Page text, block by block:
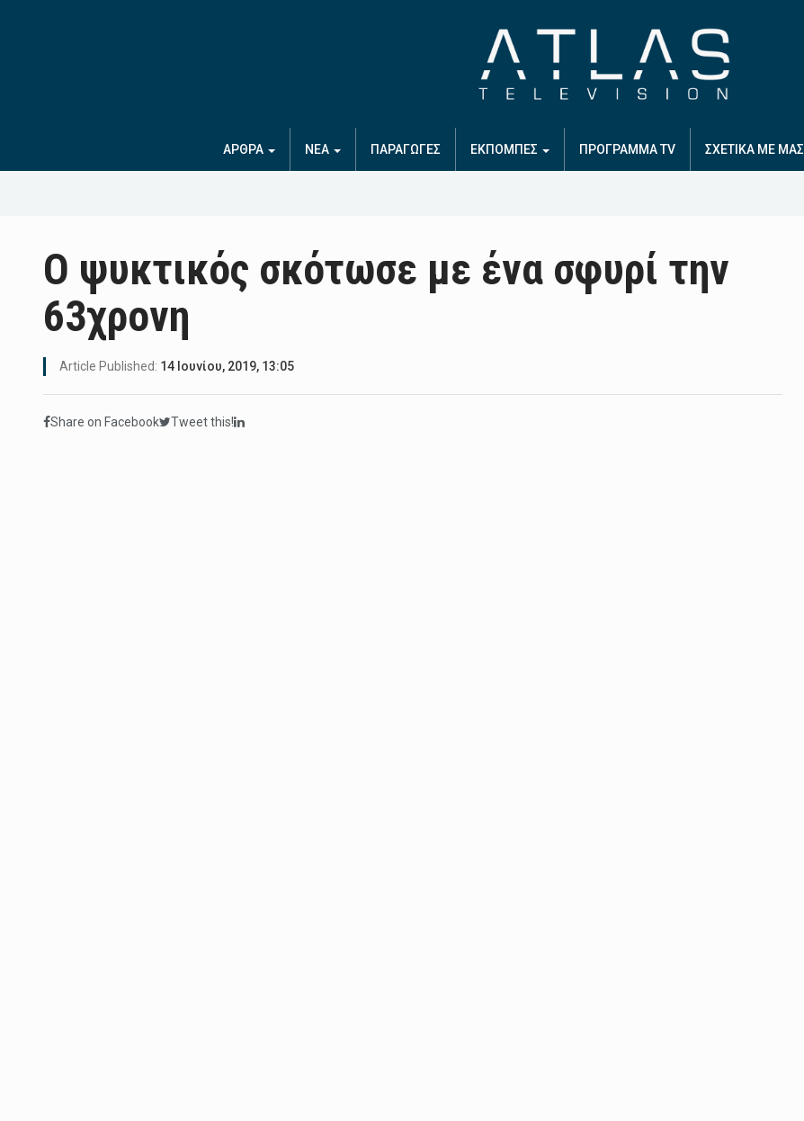
ΑΡΘΡΑ ΝΕΑ ΠΑΡΑΓΩΓΕΣ ΕΚΠΟΜΠΕΣ ΠΡΟΓΡΑΜΜΑ TV ΣΧΕΤΙΚΑ ΜΕ ΜΑΣ
Ο ψυκτικός σκότωσε με ένα σφυρί την
63χρονη
Article Published: 14 Ιουνίου, 2019, 13:05
Share on Facebook Tweet this!